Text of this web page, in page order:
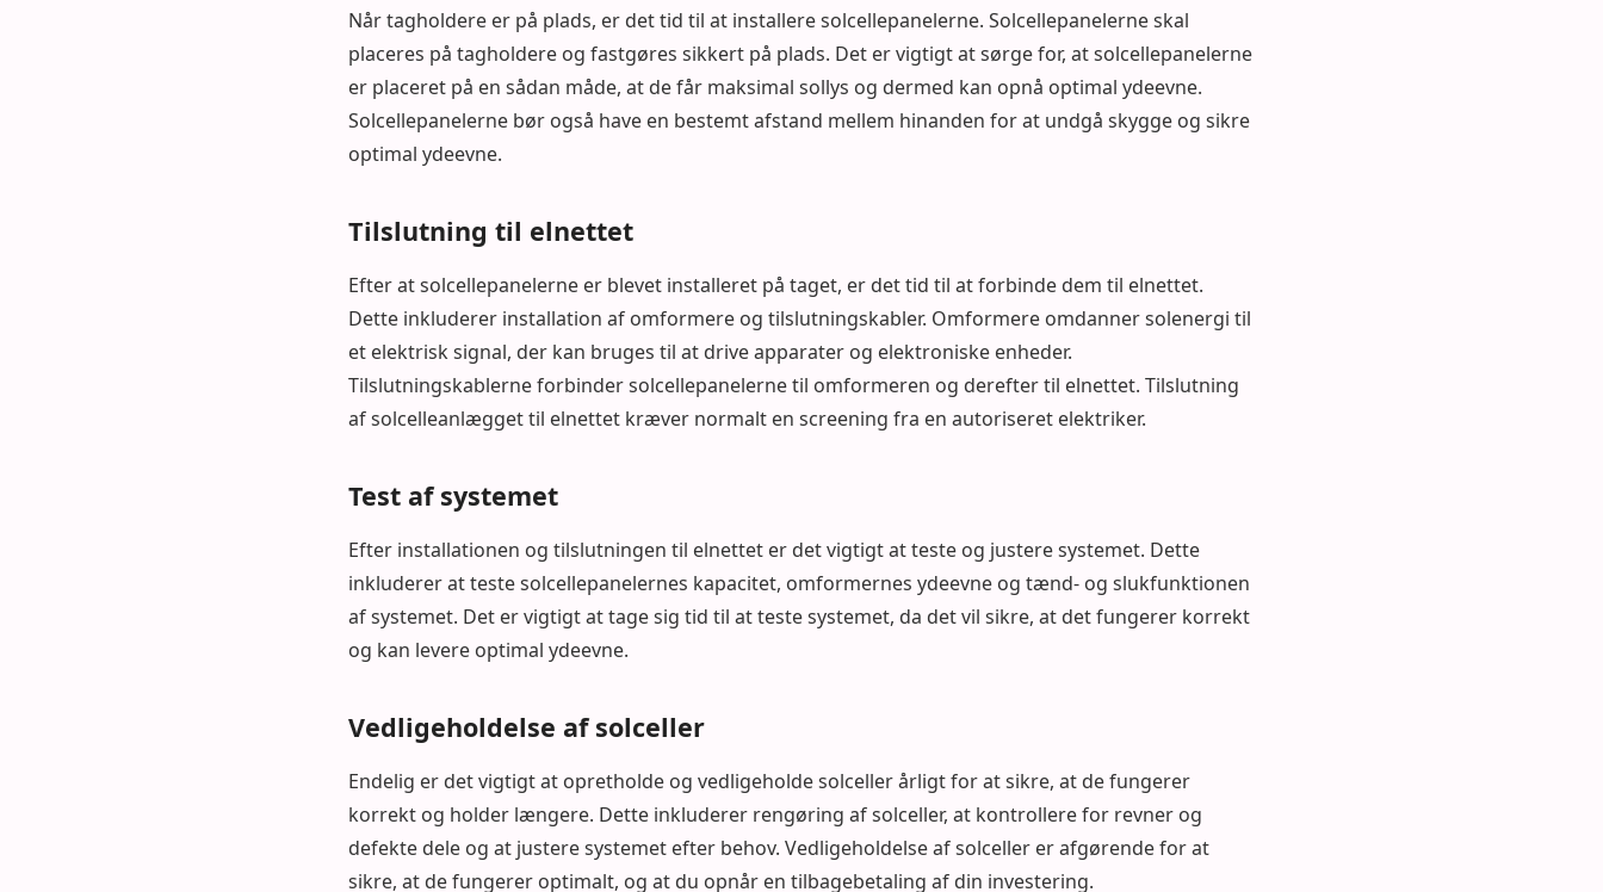
Når tagholdere er på plads, er det tid til at installere solcellepanelerne. Solcellepanelerne skal
placeres på tagholdere og fastgøres sikkert på plads. Det er vigtigt at sørge for, at solcellepanelerne
er placeret på en sådan måde, at de får maksimal sollys og dermed kan opnå optimal ydeevne.
Solcellepanelerne bør også have en bestemt afstand mellem hinanden for at undgå skygge og sikre
optimal ydeevne.
Tilslutning til elnettet
Efter at solcellepanelerne er blevet installeret på taget, er det tid til at forbinde dem til elnettet.
Dette inkluderer installation af omformere og tilslutningskabler. Omformere omdanner solenergi til
et elektrisk signal, der kan bruges til at drive apparater og elektroniske enheder.
Tilslutningskablerne forbinder solcellepanelerne til omformeren og derefter til elnettet. Tilslutning
af solcelleanlægget til elnettet kræver normalt en screening fra en autoriseret elektriker.
Test af systemet
Efter installationen og tilslutningen til elnettet er det vigtigt at teste og justere systemet. Dette
inkluderer at teste solcellepanelernes kapacitet, omformernes ydeevne og tænd- og slukfunktionen
af systemet. Det er vigtigt at tage sig tid til at teste systemet, da det vil sikre, at det fungerer korrekt
og kan levere optimal ydeevne.
Vedligeholdelse af solceller
Endelig er det vigtigt at opretholde og vedligeholde solceller årligt for at sikre, at de fungerer
korrekt og holder længere. Dette inkluderer rengøring af solceller, at kontrollere for revner og
defekte dele og at justere systemet efter behov. Vedligeholdelse af solceller er afgørende for at
sikre, at de fungerer optimalt, og at du opnår en tilbagebetaling af din investering.